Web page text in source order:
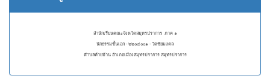
สำนักเรียนคณะจังหวัดสมุทรปราการ ภาค ๑
นักธรรมชั้นเอก - ๒๒๐๔๐๐๑ - วัดชัยมงคล
ตำบลท้ายบ้าน อำเภอเมืองสมุทรปราการ สมุทรปราการ